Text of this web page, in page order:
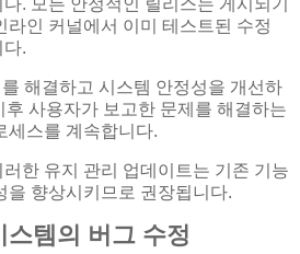
. 모든 안정적인 릴리스는 게시되기
라인 커널에서 이미 테스트된 수정
다.
해결하고 시스템 안정성을 개선하
사용자가 보고한 문제를 해결하는
세스를 계속합니다.
한 유지 관리 업데이트는 기존 기능
을 향상시키므로 권장됩니다.
템의 버그 수정